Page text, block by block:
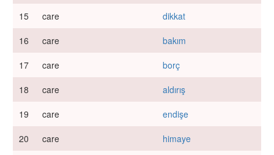
15
care
dikkat
16
care
bakım
17
care
borç
18
care
aldırış
19
care
endişe
20
care
himaye